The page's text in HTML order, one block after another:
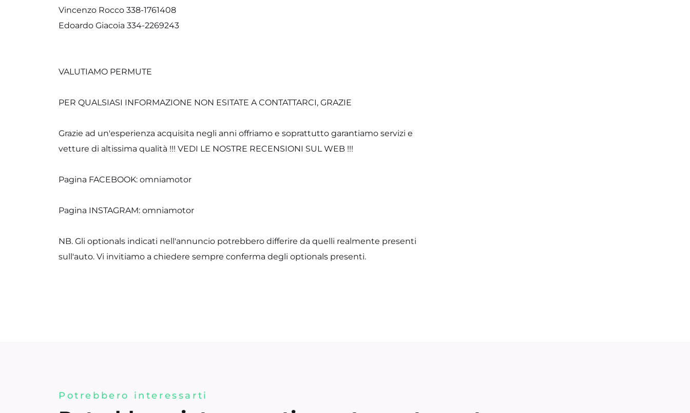
Vincenzo Rocco 338-1761408
Edoardo Giacoia 334-2269243
VALUTIAMO PERMUTE
PER QUALSIASI INFORMAZIONE NON ESITATE A CONTATTARCI, GRAZIE
Grazie ad un'esperienza acquisita negli anni offriamo e soprattutto garantiamo servizi e
vetture di altissima qualità !!! VEDI LE NOSTRE RECENSIONI SUL WEB !!!
Pagina FACEBOOK: omniamotor
Pagina INSTAGRAM: omniamotor
NB. Gli optionals indicati nell'annuncio potrebbero differire da quelli realmente presenti
sull'auto. Vi invitiamo a chiedere sempre conferma degli optionals presenti.
Potrebbero interessarti